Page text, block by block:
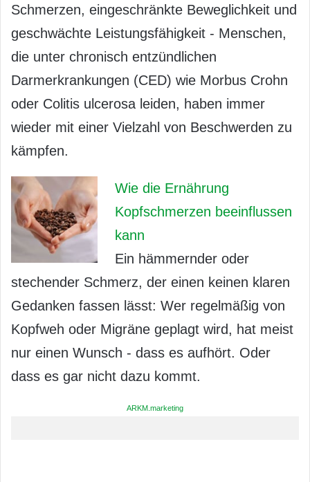
Schmerzen, eingeschränkte Beweglichkeit und
geschwächte Leistungsfähigkeit - Menschen,
die unter chronisch entzündlichen
Darmerkrankungen (CED) wie Morbus Crohn
oder Colitis ulcerosa leiden, haben immer
wieder mit einer Vielzahl von Beschwerden zu
kämpfen.
Wie die Ernährung
Kopfschmerzen beeinflussen
kann
Ein hämmernder oder
stechender Schmerz, der einen keinen klaren
Gedanken fassen lässt: Wer regelmäßig von
Kopfweh oder Migräne geplagt wird, hat meist
nur einen Wunsch - dass es aufhört. Oder
dass es gar nicht dazu kommt.
ARKM.marketing